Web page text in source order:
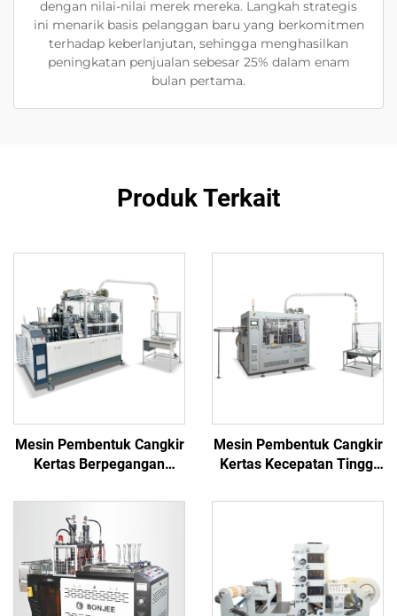
dengan nilai-nilai merek mereka. Langkah strategis
ini menarik basis pelanggan baru yang berkomitmen
terhadap keberlanjutan, sehingga menghasilkan
peningkatan penjualan sebesar 25% dalam enam
bulan pertama.
Produk Terkait
Mesin Pembentuk Cangkir
Kertas Berpegangan
Mesin Pembentuk Cangkir
Kertas Kecepatan Tinggi